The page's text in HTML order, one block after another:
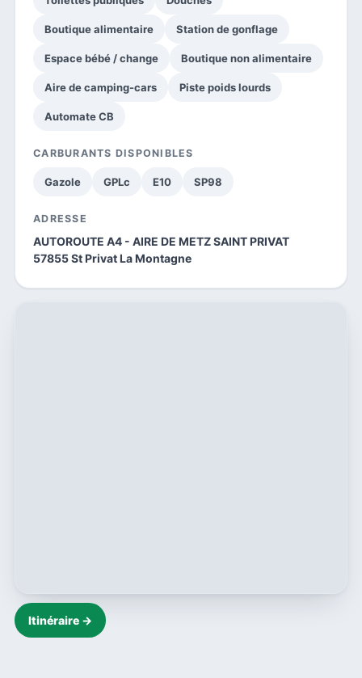
Boutique alimentaire Station de gonflage
Espace bébé / change Boutique non alimentaire
Aire de camping-cars Piste poids lourds
Automate CB
CARBURANTS DISPONIBLES
Gazole GPLc E10 SP98
ADRESSE
AUTOROUTE A4 - AIRE DE METZ SAINT PRIVAT
57855 St Privat La Montagne
Itinéraire →